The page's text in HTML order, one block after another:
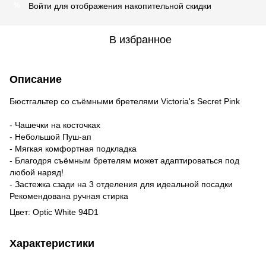
Войти для отображения накопительной скидки
В избранное
Описание
Бюстгальтер со съёмными бретелями Victoria's Secret Pink
- Чашечки на косточках
- Небольшой Пуш-ап
- Мягкая комфортная подкладка
- Благодря съёмным бретелям может адаптироваться под
любой наряд!
- Застежка сзади на 3 отделения для идеальной посадки
Рекомендована ручная стирка
Цвет: Optic White 94D1
Характеристики